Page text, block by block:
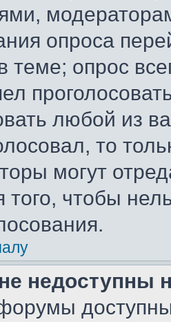
опроса
теме; опрос
любой из
то
могут
того, чтобы
недоступны